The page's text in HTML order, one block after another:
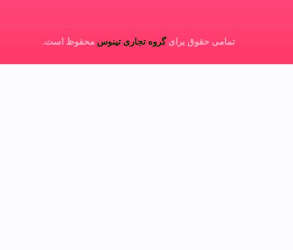
تمامی حقوق برایگروه تجاری تینوس محفوظ است.